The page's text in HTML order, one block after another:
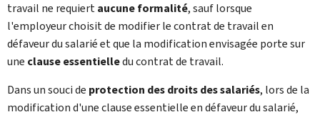
travail ne requiertaucune formalité,sauf lorsque
l'employeur choisit de modifier le contrat de travail en
défaveur du salarié et que la modification envisagée porte sur
une clause essentielledu contrat de travail.
Dans un souci de protection des droits des salariés, lors de la
modification d'une clause essentielle en défaveur du salarié,